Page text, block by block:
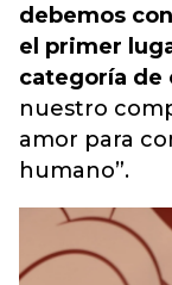
debemos
el primer
categoría de
nuestro
amor para
humano”.